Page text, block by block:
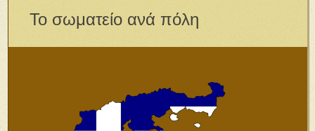
Το σωματείο ανά πόλη